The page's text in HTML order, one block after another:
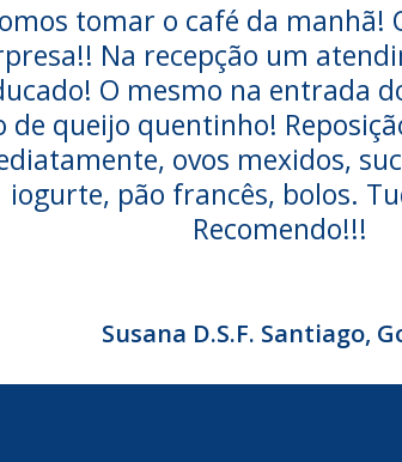
tomar o café da manhã!
Na recepção um
O mesmo na entrada
de queijo quentinho!
ovos mexidos,
iogurte, pão francês, bolos.
Recomendo!!!
Susana D.S.F. Santiago,